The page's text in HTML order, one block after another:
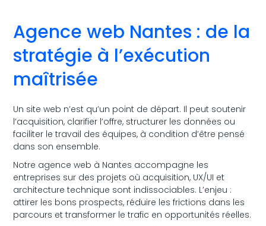
Agence web Nantes : de la
stratégie à l’exécution
maîtrisée
Un site web n’est qu’un point de départ. Il peut soutenir
l’acquisition, clarifier l’offre, structurer les données ou
faciliter le travail des équipes, à condition d’être pensé
dans son ensemble.
Notre agence web à Nantes accompagne les
entreprises sur des projets où acquisition, UX/UI et
architecture technique sont indissociables. L’enjeu :
attirer les bons prospects, réduire les frictions dans les
parcours et transformer le trafic en opportunités réelles.